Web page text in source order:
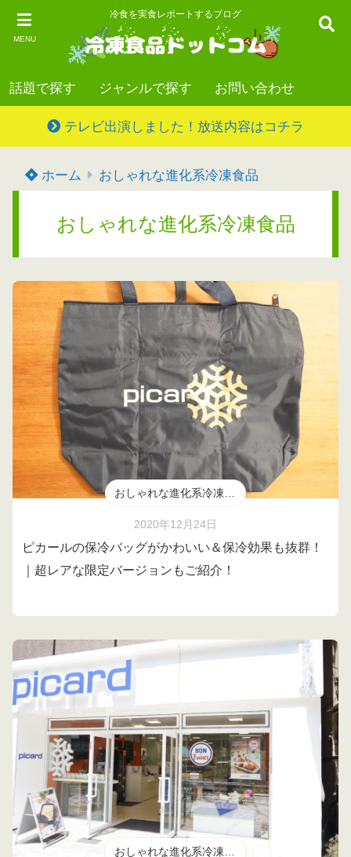
MENU
冷食を実食レポートするブログ
話題で探す ジャンルで探す お問い合わせ
テレビ出演しました！放送内容はコチラ
ホーム おしゃれな進化系冷凍食品
おしゃれな進化系冷凍食品
2020年12月24日
ピカールの保冷バッグがかわいい＆保冷効果も抜群！
｜超レアな限定バージョンもご紹介！